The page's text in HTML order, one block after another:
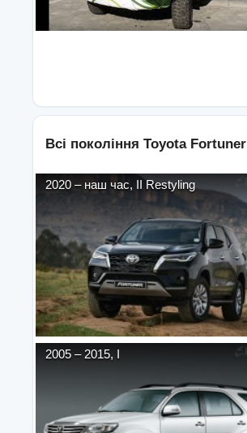
Всі покоління Toyota Fortuner
2020 – наш час, II Restyling
2005 – 2015, I